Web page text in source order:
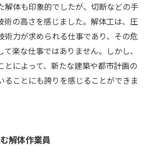
解体も印象的でしたが、切断などの手
術の高さを感じました。解体工は、圧
術力が求められる仕事であり、その危
て楽な仕事ではありません。しかし、
とによって、新たな建築や都市計画の
ることにも誇りを感じることができま
解体作業員